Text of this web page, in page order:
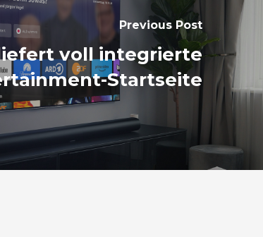
Previous Post
voll integrierte
Startseite